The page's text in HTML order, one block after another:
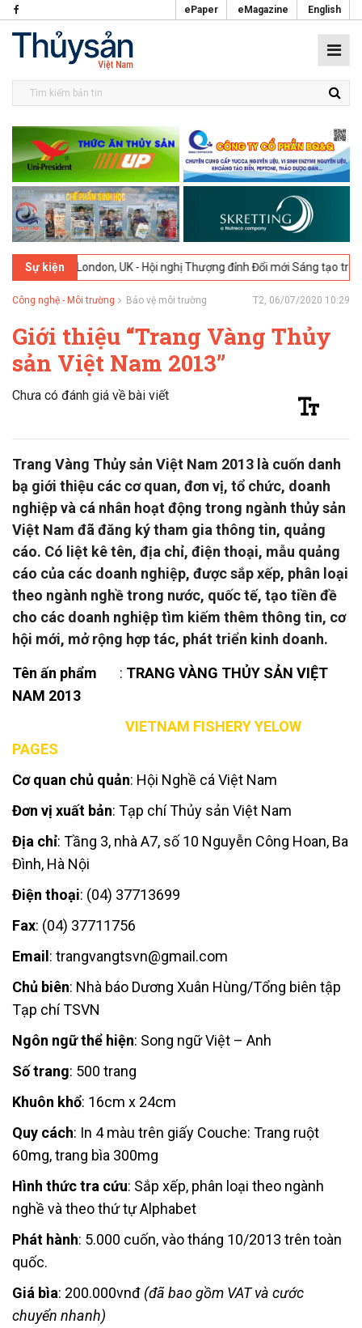
ePaper eMagazine English
Sự kiện
London, UK - Hội nghị Thượng đỉnh Đổi mới Sáng tạo trong Ngành
Công nghệ - Môi trường Bảo vệ môi trường T2, 06/07/2020 10:29
Giới thiệu “Trang Vàng Thủy
sản Việt Nam 2013”
Chưa có đánh giá về bài viết
Trang Vàng Thủy sản Việt Nam 2013 là cuốn danh
bạ giới thiệu các cơ quan, đơn vị, tổ chức, doanh
nghiệp và cá nhân hoạt động trong ngành thủy sản
Việt Nam đã đăng ký tham gia thông tin, quảng
cáo. Có liệt kê tên, địa chỉ, điện thoại, mẫu quảng
cáo của các doanh nghiệp, được sắp xếp, phân loại
theo ngành nghề trong nước, quốc tế, tạo tiền đề
cho các doanh nghiệp tìm kiếm thêm thông tin, cơ
hội mới, mở rộng hợp tác, phát triển kinh doanh.
Tên ấn phẩm : TRANG VÀNG THỦY SẢN VIỆT
NAM 2013
VIETNAM FISHERY YELOW
PAGES
Cơ quan chủ quản: Hội Nghề cá Việt Nam
Đơn vị xuất bản: Tạp chí Thủy sản Việt Nam
Địa chỉ: Tầng 3, nhà A7, số 10 Nguyễn Công Hoan, Ba
Đình, Hà Nội
Điện thoại: (04) 37713699
Fax: (04) 37711756
Email: trangvangtsvn@gmail.com
Chủ biên: Nhà báo Dương Xuân Hùng/Tổng biên tập
Tạp chí TSVN
Ngôn ngữ thể hiện: Song ngữ Việt – Anh
Số trang: 500 trang
Khuôn khổ: 16cm x 24cm
Quy cách: In 4 màu trên giấy Couche: Trang ruột
60mg, trang bìa 300mg
Hình thức tra cứu: Sắp xếp, phân loại theo ngành
nghề và theo thứ tự Alphabet
Phát hành: 5.000 cuốn, vào tháng 10/2013 trên toàn
quốc.
Giá bìa: 200.000vnđ (đã bao gồm VAT và cước
chuyển nhanh)